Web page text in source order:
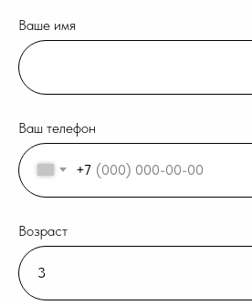
Ваше имя
Ваш телефон
+7
Возраст